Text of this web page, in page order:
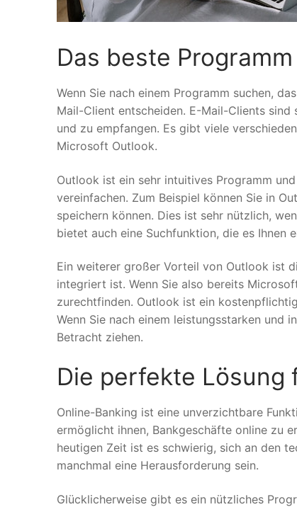
Das beste
Wenn Sie nach einem Programm suchen,
Mail-Client entscheiden. E-Mail-Clients sind
und zu empfangen. Es gibt viele
Microsoft Outlook.
Outlook ist ein sehr intuitives Programm
vereinfachen. Zum Beispiel können Sie in
speichern können. Dies ist sehr nützlich,
bietet auch eine Suchfunktion, die es Ihnen
Ein weiterer großer Vorteil von Outlook ist
integriert ist. Wenn Sie also bereits
zurechtfinden. Outlook ist ein
Wenn Sie nach einem leistungsstarken und
Betracht ziehen.
Die perfekte Lösung
Online-Banking ist eine unverzichtbare
ermöglicht ihnen, Bankgeschäfte online zu
heutigen Zeit ist es schwierig, sich an den
manchmal eine Herausforderung sein.
Glücklicherweise gibt es ein nützliches